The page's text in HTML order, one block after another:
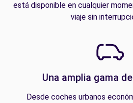
está disponible en cualquier
viaje sin
Una amplia gama
Desde coches urbanos